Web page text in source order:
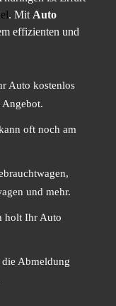
. Mit Auto
effizienten und
Auto kostenlos
Angebot.
oft noch am
und mehr.
holt Ihr Auto
Abmeldung